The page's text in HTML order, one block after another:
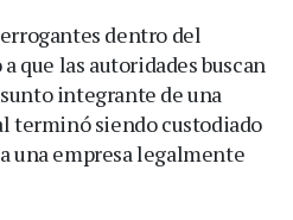
dentro del
que las autoridades buscan
integrante de una
terminó siendo custodiado
una empresa legalmente